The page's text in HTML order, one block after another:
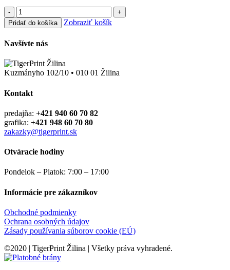
-
+
Pridať do košíka
Zobraziť košík
Navšívte nás
Kuzmányho 102/10 • 010 01 Žilina
Kontakt
predajňa: +421 940 60 70 82
grafika: +421 948 60 70 80
zakazky@tigerprint.sk
Otváracie hodiny
Pondelok – Piatok: 7:00 – 17:00
Informácie pre zákazníkov
Obchodné podmienky
Ochrana osobných údajov
Zásady používania súborov cookie (EÚ)
©2020 | TigerPrint Žilina | Všetky práva vyhradené.